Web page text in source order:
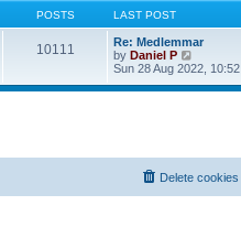
POSTS LAST POST
10111
Re: Medlemmar
by Daniel P
i
w
a
e
s
Sun 28 Aug 2022, 10:52
Delete cookies